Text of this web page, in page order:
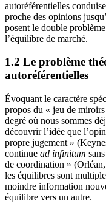
autoréférentielles
proche des opinions
posent le double
l’équilibre de marché.
1.2 Le problème
autoréférentielles
Évoquant le caractère
propos du « jeu de
degré où nous sommes
découvrir l’idée que
propre jugement »
continue ad infinitum
de coordination »
les équilibres sont
moindre information
équilibre vers un autre.